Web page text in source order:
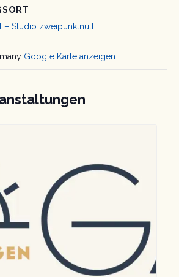
– Studio zweipunktnull
Google Karte anzeigen